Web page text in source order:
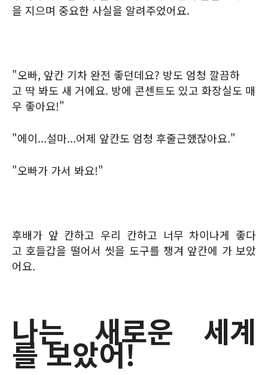
을 지으며 중요한 사실을 알려주었어요.
"오빠, 앞칸 기차 완전 좋던데요? 방도 엄청 깔끔하
고 딱 봐도 새 거에요. 방에 콘센트도 있고 화장실도 매
우 좋아요!"
"에이...설마...어제 앞칸도 엄청 후줄근했잖아요."
"오빠가 가서 봐요!"
후배가 앞 칸하고 우리 칸하고 너무 차이나게 좋다
고 호들갑을 떨어서 씻을 도구를 챙겨 앞칸에 가 보았
어요.
나는 새로운 세계
를 보았어!